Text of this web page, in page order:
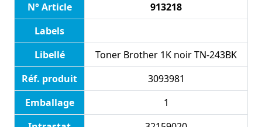
N° Article
913218
Labels
Libellé
Toner Brother 1K noir TN-243BK
Réf. produit
3093981
Emballage
1